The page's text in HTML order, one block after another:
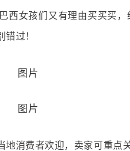
西女孩们又有理由买买买
错过！
地消费者欢迎，卖家可重点